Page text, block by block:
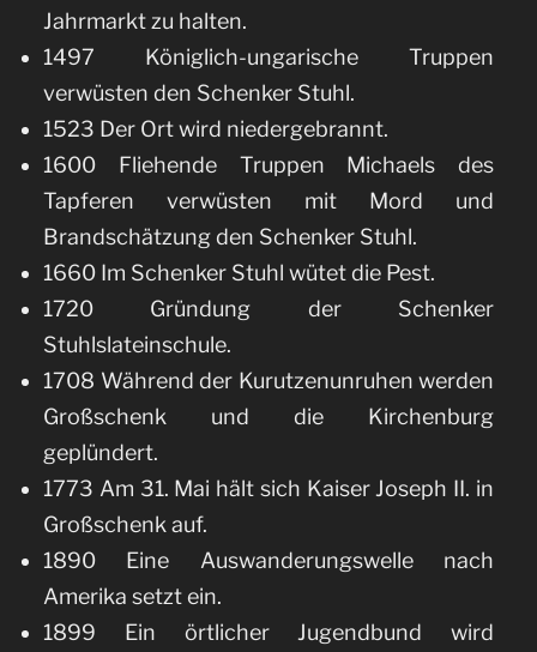
Jahrmarkt zu halten.
1497 Königlich-ungarische Truppen
verwüsten den Schenker Stuhl.
1523 Der Ort wird niedergebrannt.
1600 Fliehende Truppen Michaels des
Tapferen verwüsten mit Mord und
Brandschätzung den Schenker Stuhl.
1660 Im Schenker Stuhl wütet die Pest.
1720 Gründung der Schenker
Stuhlslateinschule.
1708 Während der Kurutzenunruhen werden
Großschenk und die Kirchenburg
geplündert.
1773 Am 31. Mai hält sich Kaiser Joseph II. in
Großschenk auf.
1890 Eine Auswanderungswelle nach
Amerika setzt ein.
1899 Ein örtlicher Jugendbund wird